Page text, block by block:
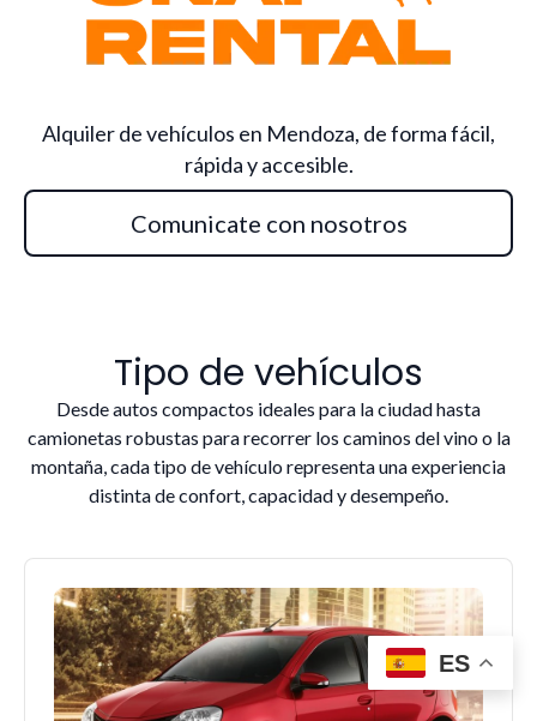
Alquiler de vehículos en Mendoza, de forma fácil,
rápida y accesible.
Comunicate con nosotros
Tipo de vehículos
Desde autos compactos ideales para la ciudad hasta
camionetas robustas para recorrer los caminos del vino o la
montaña, cada tipo de vehículo representa una experiencia
distinta de confort, capacidad y desempeño.
ES